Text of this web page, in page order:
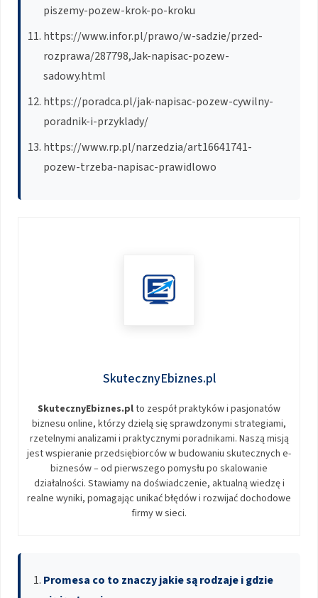
piszemy-pozew-krok-po-kroku
https://www.infor.pl/prawo/w-sadzie/przed-
rozprawa/287798,Jak-napisac-pozew-
sadowy.html
https://poradca.pl/jak-napisac-pozew-cywilny-
poradnik-i-przyklady/
https://www.rp.pl/narzedzia/art16641741-
pozew-trzeba-napisac-prawidlowo
SkutecznyEbiznes.pl
SkutecznyEbiznes.plto zespół praktyków i pasjonatów
biznesu online, którzy dzielą się sprawdzonymi strategiami,
rzetelnymi analizami i praktycznymi poradnikami. Naszą misją
jest wspieranie przedsiębiorców w budowaniu skutecznych e-
biznesów – od pierwszego pomysłu po skalowanie
działalności. Stawiamy na doświadczenie, aktualną wiedzę i
realne wyniki, pomagając unikać błędów i rozwijać dochodowe
firmy w sieci.
Promesa co to znaczy jakie są rodzaje i gdzie